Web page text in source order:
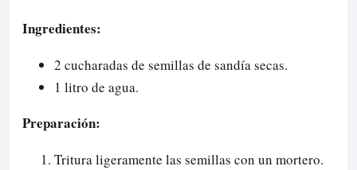
Ingredientes:
2 cucharadas de semillas de sandía secas.
1 litro de agua.
Preparación:
Tritura ligeramente las semillas con un mortero.